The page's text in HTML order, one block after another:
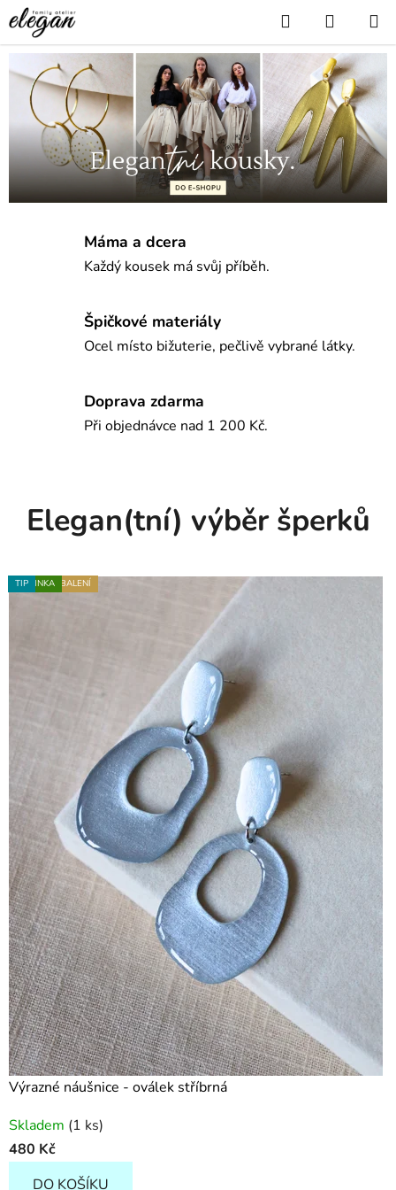
Přejít
na
obsah
Hledat
KOŠÍK
E
e
g
a
e
r
z
M
o
r
a
v
y
–
o
r
i
g
i
Máma a dcera
Každý kousek má svůj příběh.
Špičkové materiály
Ocel místo bižuterie, pečlivě vybrané látky.
Doprava zdarma
Při objednávce nad 1 200 Kč.
Elegan(tní) výběr šperků
TIP
Výrazné náušnice - oválek stříbrná
Skladem (1 ks)
480 Kč
DO KOŠÍKU
NOVINKA
NOVINKA
DÁRKOVÉ BALENÍ
NOVINKA
NOVINKA
TIP
DÁRKOVÉ BALENÍ
NOVINKA
NOVINKA
NOVINKA
NOVINKA
TIP